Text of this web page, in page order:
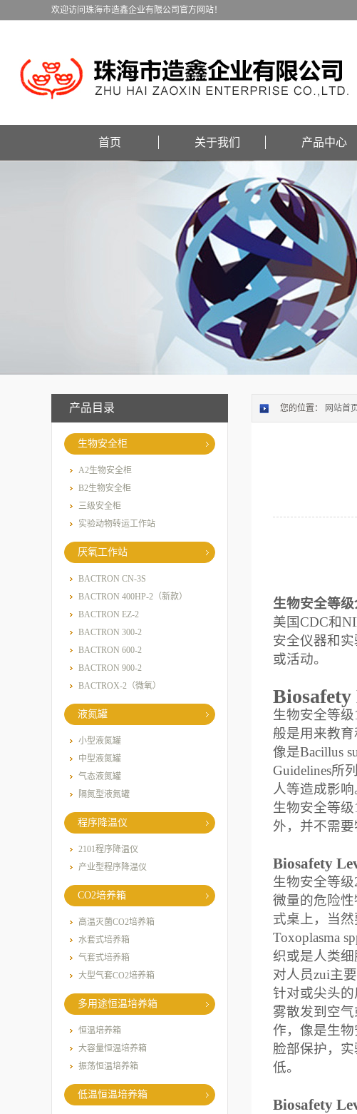
欢迎访问珠海市造鑫企业有限公司官方网站！
首页 关于我们 产品中心
产品目录
生物安全柜
A2生物安全柜
B2生物安全柜
三级安全柜
实验动物转运工作站
厌氧工作站
BACTRON CN-3S
BACTRON 400HP-2（新款）
BACTRON EZ-2
BACTRON 300-2
BACTRON 600-2
BACTRON 900-2
BACTROX-2（微氧）
液氮罐
小型液氮罐
中型液氮罐
气态液氮罐
隔氮型液氮罐
程序降温仪
2101程序降温仪
产业型程序降温仪
CO2培养箱
高温灭菌CO2培养箱
水套式培养箱
气套式培养箱
大型气套CO2培养箱
多用途恒温培养箱
恒温培养箱
大容量恒温培养箱
振荡恒温培养箱
低温恒温培养箱
您的位置： 网站首
生物安全等级
美国CDC和
安全仪器和
或活动。
Biosafety
生物安全等级
般是用来教
像是Bacillus
Guidelines所
人等造成影响
生物安全等级
外，并不需要
Biosafety
生物安全等级
微量的危险
式桌上，当然
Toxoplasma
织或是人类细
对人员zui主
针对或尖头
雾散发到空
作，像是生
脸部保护，
低。
Biosafety